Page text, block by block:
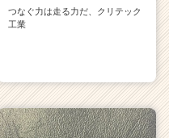
つなぐ力は走る力だ、クリテック
工業